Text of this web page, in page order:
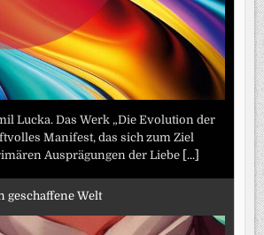
Lucka. Das Werk „Die Evolution der
Manifest, das sich zum Ziel
Ausprägungen der Liebe [...]
geschaffene Welt